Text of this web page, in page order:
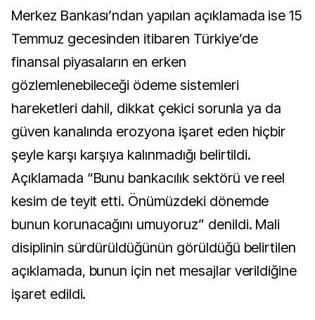
Merkez Bankası’ndan yapılan açıklamada ise 15
Temmuz gecesinden itibaren Türkiye’de
finansal piyasaların en erken
gözlemlenebileceği ödeme sistemleri
hareketleri dahil, dikkat çekici sorunla ya da
güven kanalında erozyona işaret eden hiçbir
şeyle karşı karşıya kalınmadığı belirtildi.
Açıklamada “Bunu bankacılık sektörü ve reel
kesim de teyit etti. Önümüzdeki dönemde
bunun korunacağını umuyoruz” denildi. Mali
disiplinin sürdürüldüğünün görüldüğü belirtilen
açıklamada, bunun için net mesajlar verildiğine
işaret edildi.